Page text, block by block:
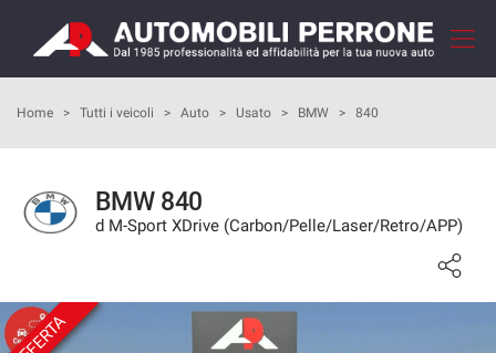
HOME
COME ACQUISTARE
Home > Tutti i veicoli > Auto > Usato > BMW > 840
BMW 840
d M-Sport XDrive (Carbon/Pelle/Laser/Retro/APP)
tue
preferenze
di
seguente
pannello
ti
esprimere
le
tue